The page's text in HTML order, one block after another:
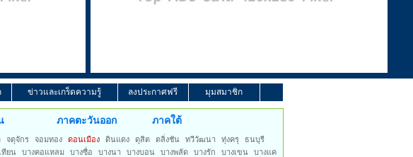
ข่าวและเกร็ดความรู้ ลงประกาศฟรี มุมสมาชิก
ภาคตะวันออก ภาคใต้
จตุจักร จอมทอง ดอนเมือง ดินแดง ดุสิต ตลิ่งชัน ทวีวัฒนา ทุ่งครุ
ธนบุรี
ทียน บางคอแหลม บางซื่อ บางนา บางบอน บางพลัด บางรัก บางเขน
บางแค